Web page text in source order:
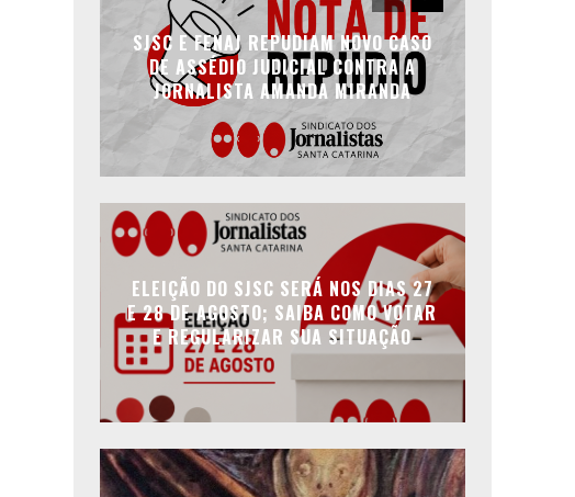
SJSC E FENAJ REPUDIAM NOVO CASO
DE ASSÉDIO JUDICIAL CONTRA A
JORNALISTA AMANDA MIRANDA
ELEIÇÃO DO SJSC SERÁ NOS DIAS 27
E 28 DE AGOSTO; SAIBA COMO VOTAR
E REGULARIZAR SUA SITUAÇÃO